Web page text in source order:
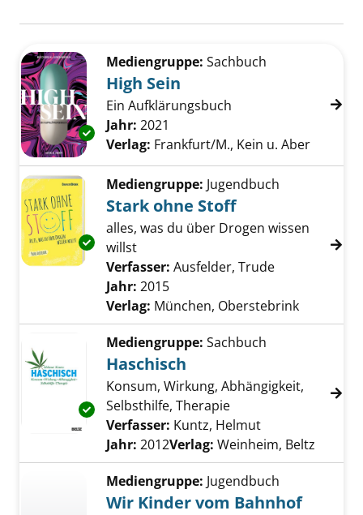
Zu den Suchfiltern springen
Exemplar-Details von High Sein anzeigen
Mediengruppe: Sachbuch
High Sein
Ein Aufklärungsbuch
Suche nach diesem Verfasser
Jahr: 2021
Verlag: Frankfurt/M., Kein u. Aber
Exemplar-Details von Stark ohne Stoff
Mediengruppe: Jugendbuch
Stark ohne Stoff
alles, was du über Drogen wissen
willst
Verfasser: Ausfelder, Trude
Jahr: 2015
Verlag: München, Oberstebrink
Exemplar-Details von Haschisch anzeigen
Mediengruppe: Sachbuch
Haschisch
Konsum, Wirkung, Abhängigkeit,
Selbsthilfe, Therapie
Verfasser: Kuntz, Helmut
Jahr: 2012Verlag: Weinheim, Beltz
Mediengruppe: Jugendbuch
Wir Kinder vom Bahnhof